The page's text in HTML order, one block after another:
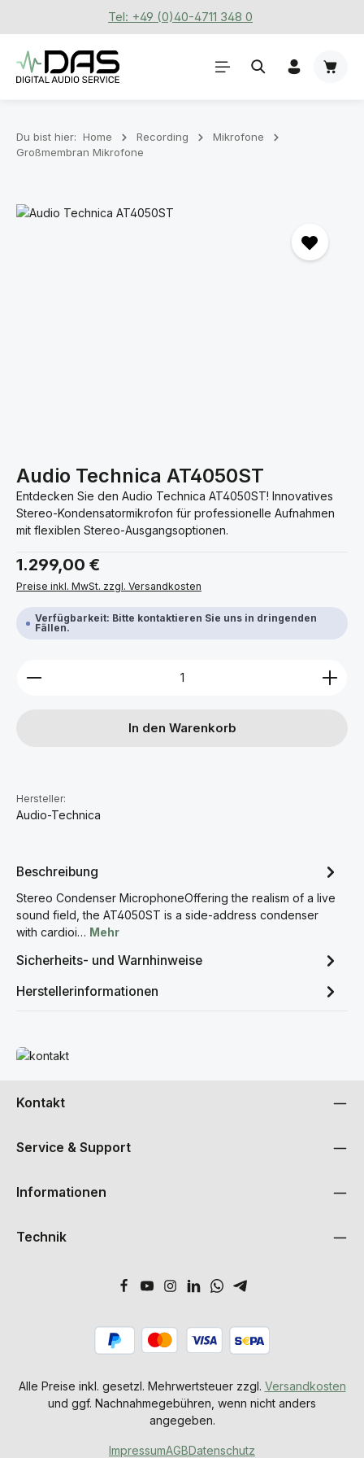
Zum Hauptinhalt springenTel: +49 (0)40-4711 348 0
Du bist hier: Home Recording
Mikrofone
Großmembran Mikrofone
Bildergalerie überspringen
Audio Technica AT4050ST
Entdecken Sie den Audio Technica AT4050ST! Innovatives
Stereo-Kondensatormikrofon für professionelle Aufnahmen
mit flexiblen Stereo-Ausgangsoptionen.
Regulärer Preis:
1.299,00 €
Preise inkl. MwSt. zzgl. Versandkosten
Verfügbarkeit: Bitte kontaktieren Sie uns in dringenden
Fällen.
Produkt Anzahl: Gib den gewünschten Wert ein
In den Warenkorb
Hersteller:
Audio-Technica
Beschreibung
Stereo Condenser MicrophoneOffering the realism of a live
sound field, the AT4050ST is a side-address condenser
with cardioi… Mehr
Sicherheits- und Warnhinweise
Herstellerinformationen
Mehr erfahren
Kontakt
Service & Support
Informationen
Technik
Alle Preise inkl. gesetzl. Mehrwertsteuer zzgl. Versandkosten
und ggf. Nachnahmegebühren, wenn nicht anders
angegeben.
ImpressumAGBDatenschutz